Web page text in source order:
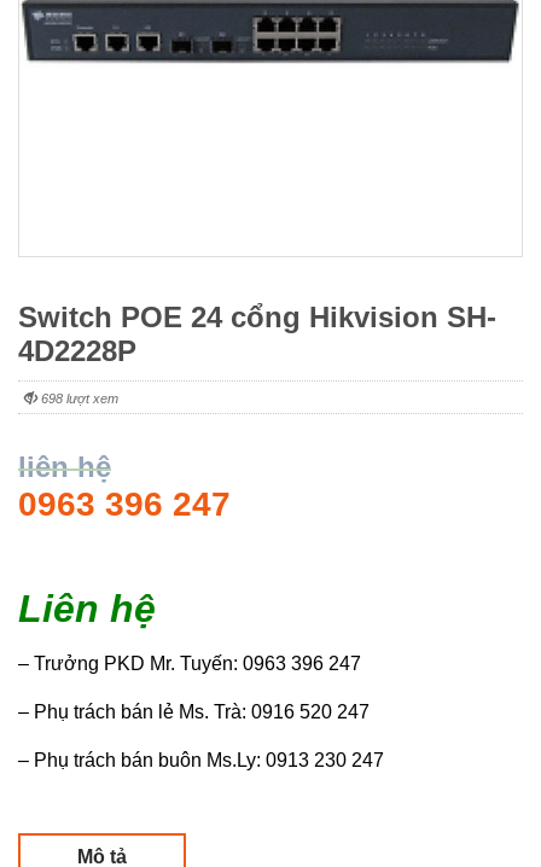
Switch POE 24 cổng Hikvision SH-
4D2228P
698 lượt xem
liên hệ
0963 396 247
Liên hệ
– Trưởng PKD Mr. Tuyến: 0963 396 247
– Phụ trách bán lẻ Ms. Trà: 0916 520 247
– Phụ trách bán buôn Ms.Ly: 0913 230 247
Mô tả